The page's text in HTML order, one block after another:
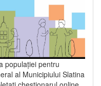
populaţiei pentru
al Municipiului Slatina